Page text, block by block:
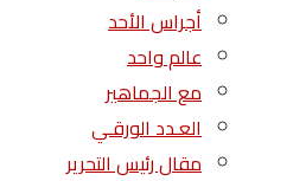
أجراس الأحد
عالم واحد
مع الجماهير
العـدد الورقـي
مقال رئيس التحرير